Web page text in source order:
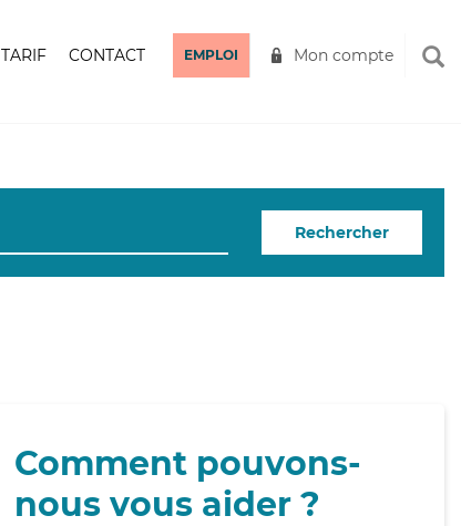
TARIF CONTACT EMPLOI Mon compte
Rechercher
Comment pouvons-
nous vous aider ?